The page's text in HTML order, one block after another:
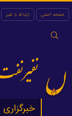
صفحه اصلی ارتباط با نفیر
جستجو